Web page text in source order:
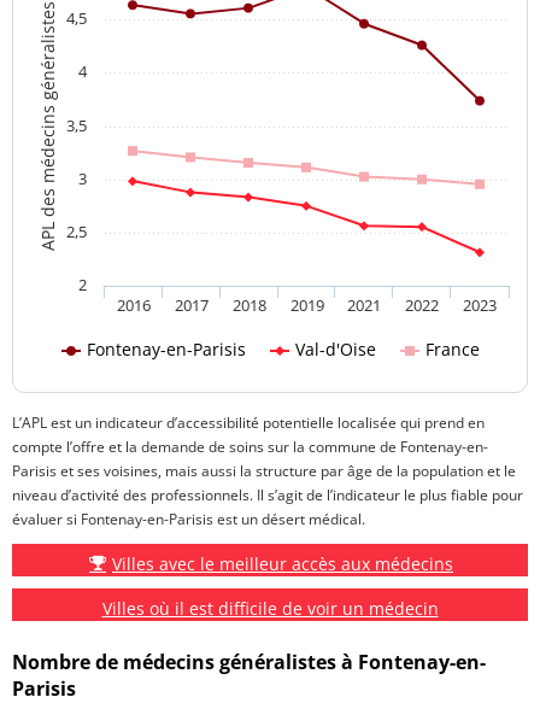
APL des médecins généralistes
Fontenay-en-Parisis Val-d'Oise France
2016 2017 2018 2019 2021 2022 2023
2
2,5
3
3,5
4
4,5
L’APL est un indicateur d’accessibilité potentielle localisée qui prend en
compte l’offre et la demande de soins sur la commune de Fontenay-en-
Parisis et ses voisines, mais aussi la structure par âge de la population et le
niveau d’activité des professionnels. Il s’agit de l’indicateur le plus fiable pour
évaluer si Fontenay-en-Parisis est un désert médical.
Villes avec le meilleur accès aux médecins
Villes où il est difficile de voir un médecin
Nombre de médecins généralistes à Fontenay-en-
Parisis